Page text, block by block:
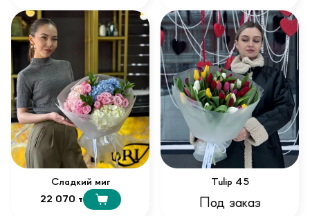
Сладкий миг
22 070 т
Tulip 45
Под заказ